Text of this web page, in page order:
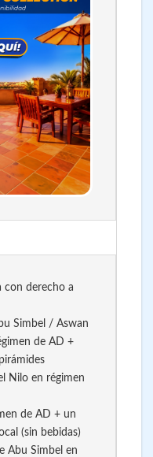
con derecho a
Simbel / Aswan
de AD +
Nilo en régimen
de AD + un
(sin bebidas)
Abu Simbel en